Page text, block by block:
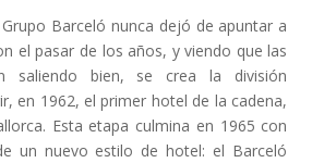
Barceló nunca dejó de apuntar a
el pasar de los años, y viendo que las
saliendo bien, se crea la división
en 1962, el primer hotel de la cadena,
Esta etapa culmina en 1965 con
un nuevo estilo de hotel: el Barceló